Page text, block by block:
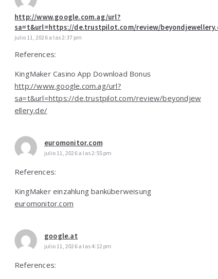
http://www.google.com.ag/url?
sa=t&url=https://de.trustpilot.com/review/
julio 11, 2026 a las 2:37 pm
References:
KingMaker Casino App Download Bonus
http://www.google.com.ag/url?
sa=t&url=https://de.trustpilot.com/review/beyondjew
ellery.de/
euromonitor.com
julio 11, 2026 a las 2:55 pm
References:
KingMaker einzahlung banküberweisung
euromonitor.com
google.at
julio 11, 2026 a las 4:12 pm
References: